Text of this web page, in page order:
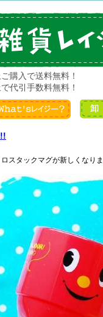
購入で送料無料！
代引手数料無料！
スタックマグが新しくなりま